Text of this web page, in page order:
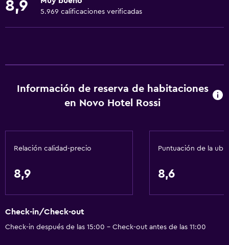
Ducha adaptada para silla de ruedas
Estacionamiento accesible
Habitación hipoalergénica
Lavabo bajo
Fregadero bajo
Áreas designadas para fumadores
8,9 5.969 calificaciones verificadas
Información de reserva de habitaciones
en Novo Hotel Rossi
Relación calidad-precio
8,9
Puntuación de la
8,6
Check-in/Check-out
Check-in después de las 15:00 - Check-out antes de las 11:00